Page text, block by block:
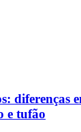
diferenças
e tufão